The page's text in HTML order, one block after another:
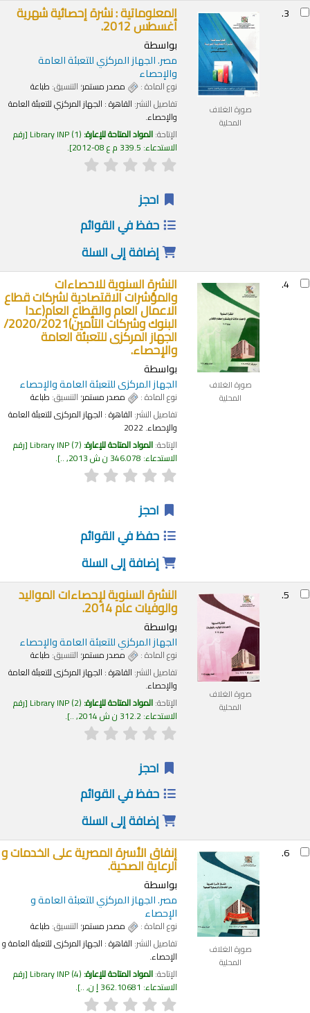
صورة الغلاف
المحلية
المعلوماتية : نشرة إحصائية شهرية
أغسطس 2012.
بواسطة
مصر. الجهاز المركزي للتعبئة العامة
والإحصاء
نوع المادة : مصدر مستمر؛ التنسيق:طباعة
تفاصيل النشر:القاهرة :الجهاز المركزي للتعبئة العامة
والإحصاء.
الإتاحة:المواد المتاحة للإعارة: Library INP(1)
رقم
الاستدعاء:339.5 م ع 08-2012 .
احجز
حفظ في القوائم
إضافة إلى السلة
4.
صورة الغلاف
المحلية
النشرة السنوية للاحصاءات
والمؤشرات الاقتصادية لشركات قطاع
الاعمال العام والقطاع العام(عدا
البنوك وشركات التأمين)2020/2021/
الجهاز المركزى للتعبئة العامة
والإحصاء.
بواسطة
الجهاز المركزى للتعبئة العامة والإحصاء
نوع المادة : مصدر مستمر؛ التنسيق:طباعة
تفاصيل النشر:القاهرة :الجهاز المركزى للتعبئة العامة
والإحصاء.2022
الإتاحة:المواد المتاحة للإعارة: Library INP(7)
رقم
الاستدعاء:346.078 ن ش 2013, .. .
احجز
حفظ في القوائم
إضافة إلى السلة
صورة الغلاف
المحلية
النشرة السنوية لإحصاءات المواليد
والوفيات عام 2014.
بواسطة
الجهاز المركزي للتعبئة العامة والإحصاء
نوع المادة : مصدر مستمر؛ التنسيق:طباعة
تفاصيل النشر:القاهرة : الجهاز المركزى للتعبئة العامة
والإحصاء.
الإتاحة:المواد المتاحة للإعارة: Library INP(2)
رقم
الاستدعاء:312.2 ن ش 2014, .. .
احجز
حفظ في القوائم
إضافة إلى السلة
6.
صورة الغلاف
المحلية
إنفاق الأسرة المصرية على الخدمات و
الرعاية الصحية.
بواسطة
مصر. الجهاز المركزي للتعبئة العامة و
الإحصاء
نوع المادة : مصدر مستمر؛ التنسيق:طباعة
تفاصيل النشر:القاهرة : الجهاز المركزى للتعبئة العامة و
الإحصاء.
الإتاحة:المواد المتاحة للإعارة: Library INP(4)
رقم
الاستدعاء:362.10681 إ ن, .. .